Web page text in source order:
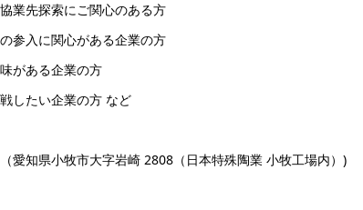
業先探索にご関心のある方
入に関心がある企業の方
ある企業の方
たい企業の方 など
（愛知県小牧市大字岩崎 2808（日本特殊陶業 小牧工場内）)